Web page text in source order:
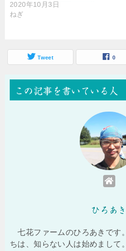
2020年10月3日
ねぎ
Tweet 0
この記事を書いている人
ひろあき
七花ファームのひろあきです
ちは、知らない人は始めまして